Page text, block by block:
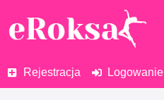
Rejestracja Logowanie